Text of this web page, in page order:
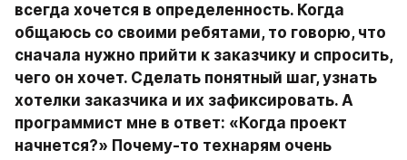
всегда хочется в определенность. Когда
общаюсь со своими ребятами, то говорю, что
сначала нужно прийти к заказчику и спросить,
чего он хочет. Сделать понятный шаг, узнать
хотелки заказчика и их зафиксировать. А
программист мне в ответ: «Когда проект
начнется?» Почему-то технарям очень